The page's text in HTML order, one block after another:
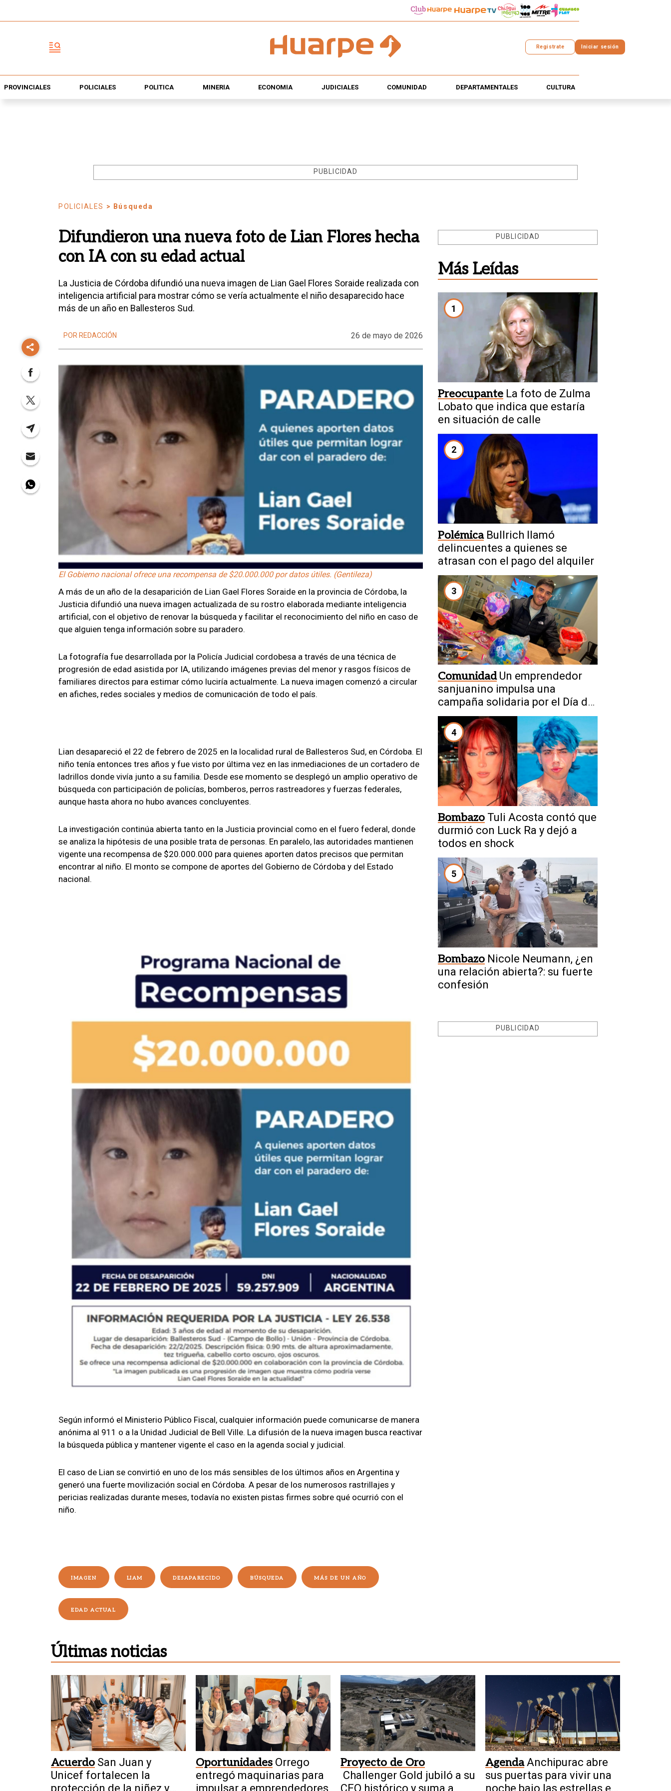
Registrate Iniciar sesión
PROVINCIALES POLICIALES POLÍTICA MINERÍA ECONOMÍA JUDICIALES COMUNIDAD DEPARTAMENTALES CULTURA
PUBLICIDAD
POLICIALES > Búsqueda
Difundieron una nueva foto de Lian Flores hecha
con IA con su edad actual
La Justicia de Córdoba difundió una nueva imagen de Lian Gael Flores Soraide realizada con
inteligencia artificial para mostrar cómo se vería actualmente el niño desaparecido hace
más de un año en Ballesteros Sud.
POR REDACCIÓN 26 de mayo de 2026
El Gobierno nacional ofrece una recompensa de $20.000.000 por datos útiles. (Gentileza)
A más de un año de la desaparición de Lian Gael Flores Soraide en la provincia de Córdoba, la
Justicia difundió una nueva imagen actualizada de su rostro elaborada mediante inteligencia
artificial, con el objetivo de renovar la búsqueda y facilitar el reconocimiento del niño en caso de
que alguien tenga información sobre su paradero.
La fotografía fue desarrollada por la Policía Judicial cordobesa a través de una técnica de
progresión de edad asistida por IA, utilizando imágenes previas del menor y rasgos físicos de
familiares directos para estimar cómo luciría actualmente. La nueva imagen comenzó a circular
en afiches, redes sociales y medios de comunicación de todo el país.
Lian desapareció el 22 de febrero de 2025 en la localidad rural de Ballesteros Sud, en Córdoba. El
niño tenía entonces tres años y fue visto por última vez en las inmediaciones de un cortadero de
ladrillos donde vivía junto a su familia. Desde ese momento se desplegó un amplio operativo de
búsqueda con participación de policías, bomberos, perros rastreadores y fuerzas federales,
aunque hasta ahora no hubo avances concluyentes.
La investigación continúa abierta tanto en la Justicia provincial como en el fuero federal, donde
se analiza la hipótesis de una posible trata de personas. En paralelo, las autoridades mantienen
vigente una recompensa de $20.000.000 para quienes aporten datos precisos que permitan
encontrar al niño. El monto se compone de aportes del Gobierno de Córdoba y del Estado
nacional.
Según informó el Ministerio Público Fiscal, cualquier información puede comunicarse de manera
anónima al 911 o a la Unidad Judicial de Bell Ville. La difusión de la nueva imagen busca reactivar
la búsqueda pública y mantener vigente el caso en la agenda social y judicial.
El caso de Lian se convirtió en uno de los más sensibles de los últimos años en Argentina y
generó una fuerte movilización social en Córdoba. A pesar de los numerosos rastrillajes y
pericias realizadas durante meses, todavía no existen pistas firmes sobre qué ocurrió con el
niño.
IMAGEN LIAM DESAPARECIDO BÚSQUEDA MÁS DE UN AÑO
EDAD ACTUAL
PUBLICIDAD
Más Leídas
1
Preocupante La foto de Zulma
Lobato que indica que estaría
en situación de calle
2
Polémica Bullrich llamó
delincuentes a quienes se
atrasan con el pago del alquiler
3
Comunidad Un emprendedor
sanjuanino impulsa una
campaña solidaria por el Día del
Niño
4
Bombazo Tuli Acosta contó que
durmió con Luck Ra y dejó a
todos en shock
5
Bombazo Nicole Neumann, ¿en
una relación abierta?: su fuerte
confesión
PUBLICIDAD
Últimas noticias
Acuerdo San Juan y
Unicef fortalecen la
protección de la niñez y
Oportunidades Orrego
entregó maquinarias para
impulsar a emprendedores
Proyecto de Oro
Challenger Gold jubiló a su
CEO histórico y suma a
Agenda Anchipurac abre
sus puertas para vivir una
noche bajo las estrellas en